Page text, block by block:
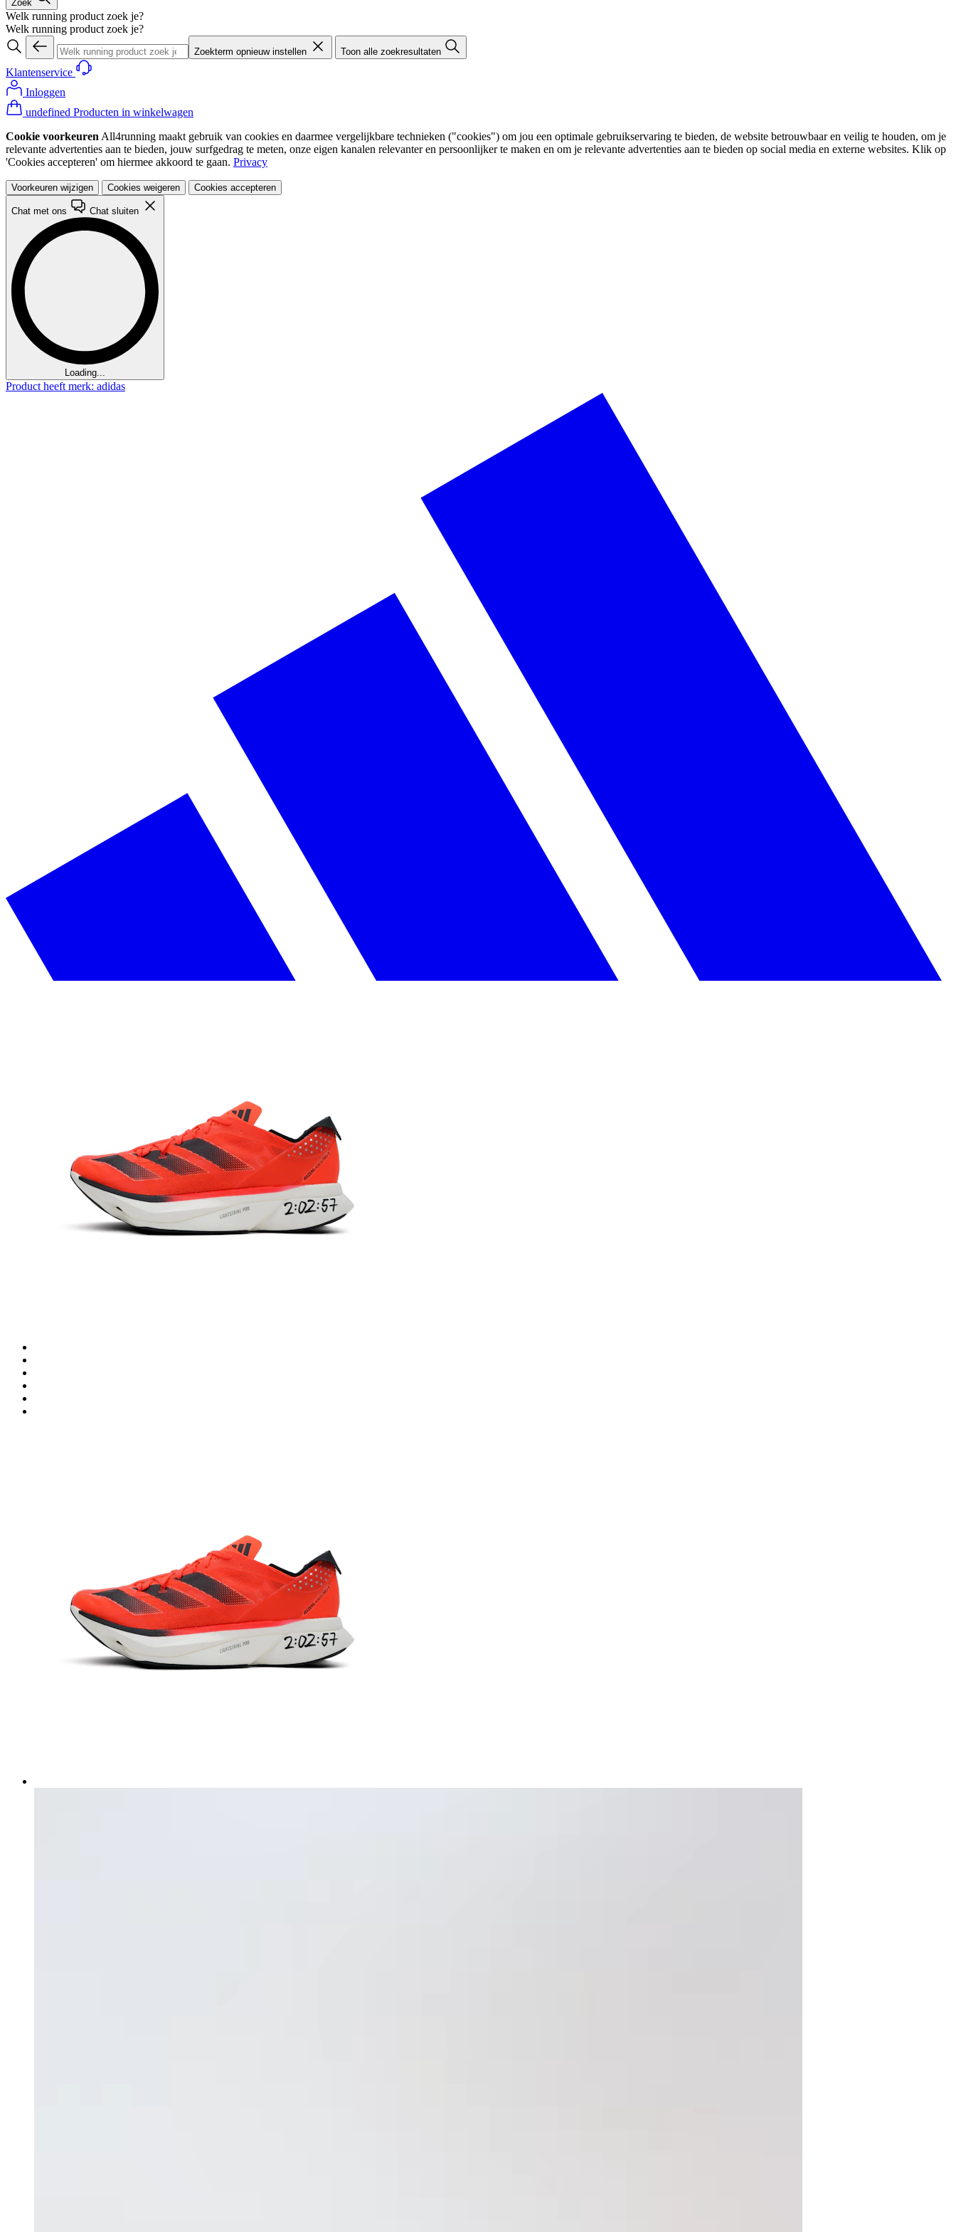
Zoek
Welk running product zoek je?
Welk running product zoek je?
Zoekterm opnieuw instellen Toon alle zoekresultaten
Klantenservice
Inloggen
undefined Producten in winkelwagen
Cookie voorkeuren All4running maakt gebruik van cookies en daarmee vergelijkbare technieken ("cookies") om jou een optimale gebruikservaring te bieden, de website betrouwbaar en veilig te houden, om je
relevante advertenties aan te bieden, jouw surfgedrag te meten, onze eigen kanalen relevanter en persoonlijker te maken en om je relevante advertenties aan te bieden op social media en externe websites. Klik op
'Cookies accepteren' om hiermee akkoord te gaan. Privacy
Voorkeuren wijzigen Cookies weigeren Cookies accepteren
Chat met ons Chat sluiten
Loading...
Product heeft merk: adidas